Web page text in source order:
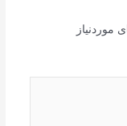
موردنیاز